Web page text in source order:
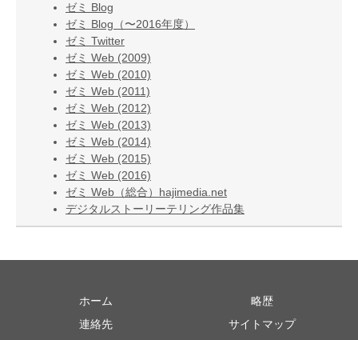
ゼミ Blog
ゼミ Blog（〜2016年度）
ゼミ Twitter
ゼミ Web (2009)
ゼミ Web (2010)
ゼミ Web (2011)
ゼミ Web (2012)
ゼミ Web (2013)
ゼミ Web (2014)
ゼミ Web (2015)
ゼミ Web (2016)
ゼミ Web（総合）hajimedia.net
デジタルストーリーテリング作品集
ホーム
略歴
連絡先
サイトマップ